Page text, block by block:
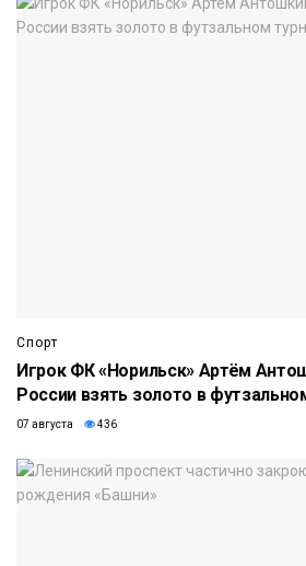
Спорт
Игрок ФК «Норильск» Артём
России взять золото в
07 августа 436